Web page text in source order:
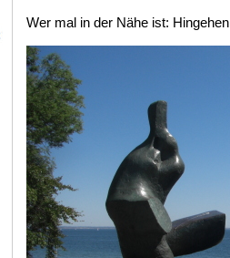
Wer mal in der Nähe ist: